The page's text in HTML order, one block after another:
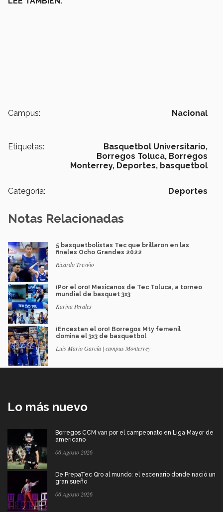
Campus: Nacional
Etiquetas:
Basquetbol Universitario,
Borregos Toluca, Borregos
Monterrey, Deportes, basquetbol
Categoría: Deportes
Notas Relacionadas
5 basquetbolistas Tec que brillaron en las
finales Ocho Grandes 2022
Ricardo Treviño
¡Por el oro! Mexicanos de Tec Toluca, a torneo
mundial de basquet 3x3
Karina Perales
¡Encestan el oro! Borregos Mty femenil
domina el 3x3 de basquetbol
Luis Mario García | campus Monterrey
Lo más nuevo
Borregos CCM van por el campeonato en Liga Mayor de
americano
06 Agosto 2026
De PrepaTec Qro al mundo: el escenario donde nació un
gran sueño
06 Agosto 2026